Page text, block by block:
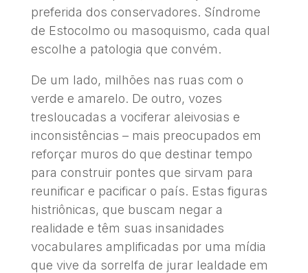
preferida dos conservadores. Síndrome
de Estocolmo ou masoquismo, cada qual
escolhe a patologia que convém.
De um lado, milhões nas ruas com o
verde e amarelo. De outro, vozes
tresloucadas a vociferar aleivosias e
inconsistências – mais preocupados em
reforçar muros do que destinar tempo
para construir pontes que sirvam para
reunificar e pacificar o país. Estas figuras
histriônicas, que buscam negar a
realidade e têm suas insanidades
vocabulares amplificadas por uma mídia
que vive da sorrelfa de jurar lealdade em